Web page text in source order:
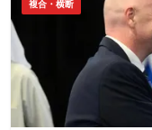
複合・横断